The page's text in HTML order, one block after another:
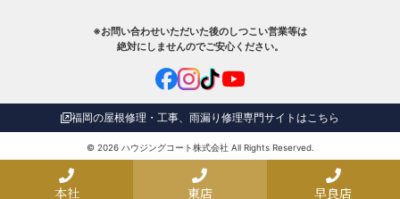
※お問い合わせいただいた後のしつこい営業等は
絶対にしませんのでご安心ください。
福岡の屋根修理・工事、雨漏り修理専門サイトはこちら
© 2026 ハウジングコート株式会社All Rights Reserved.
本社 東店 早良店